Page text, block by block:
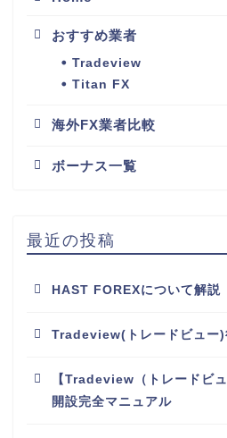
おすすめ業者
Tradeview
Titan FX
海外FX業者比較
ボーナス一覧
最近の投稿
HAST FOREXについて解説
Tradeview(トレードビュー)
【Tradeview（トレードビ
開設完全マニュアル